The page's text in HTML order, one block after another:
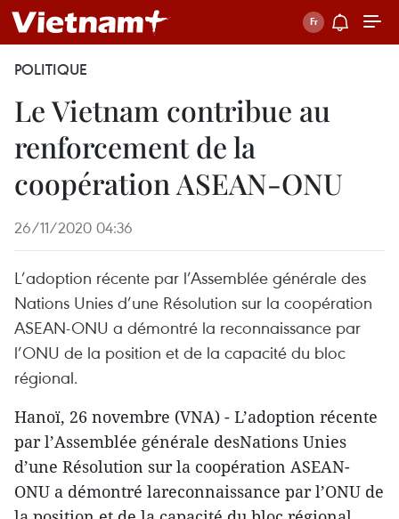
POLITIQUE
Le Vietnam contribue au
renforcement de la
coopération ASEAN-ONU
26/11/2020 04:36
L’adoption récente par l’Assemblée générale des
Nations Unies d’une Résolution sur la coopération
ASEAN-ONU a démontré la reconnaissance par
l’ONU de la position et de la capacité du bloc
régional.
Hanoï, 26 novembre (VNA) - L’adoption récente
par l’Assemblée générale desNations Unies
d’une Résolution sur la coopération ASEAN-
ONU a démontré lareconnaissance par l’ONU de